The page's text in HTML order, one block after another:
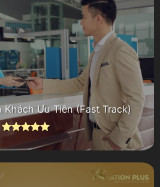
Ưu Tiên (Fast Track)
hạng4.95